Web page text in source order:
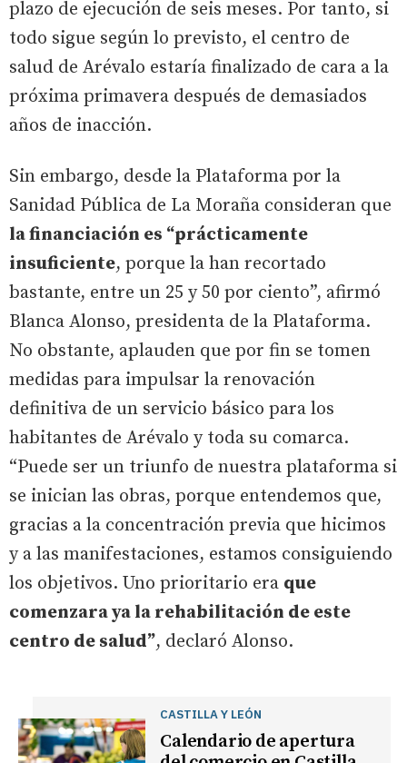
plazo de ejecución de seis meses. Por tanto, si
todo sigue según lo previsto, el centro de
salud de Arévalo estaría finalizado de cara a la
próxima primavera después de demasiados
años de inacción.
Sin embargo, desde la Plataforma por la
Sanidad Pública de La Moraña consideran que
la financiación es “prácticamente
insuficiente, porque la han recortado
bastante, entre un 25 y 50 por ciento”, afirmó
Blanca Alonso, presidenta de la Plataforma.
No obstante, aplauden que por fin se tomen
medidas para impulsar la renovación
definitiva de un servicio básico para los
habitantes de Arévalo y toda su comarca.
“Puede ser un triunfo de nuestra plataforma si
se inician las obras, porque entendemos que,
gracias a la concentración previa que hicimos
y a las manifestaciones, estamos consiguiendo
los objetivos. Uno prioritario era que
comenzara ya la rehabilitación de este
centro de salud”, declaró Alonso.
CASTILLA Y LEÓN
Calendario de apertura